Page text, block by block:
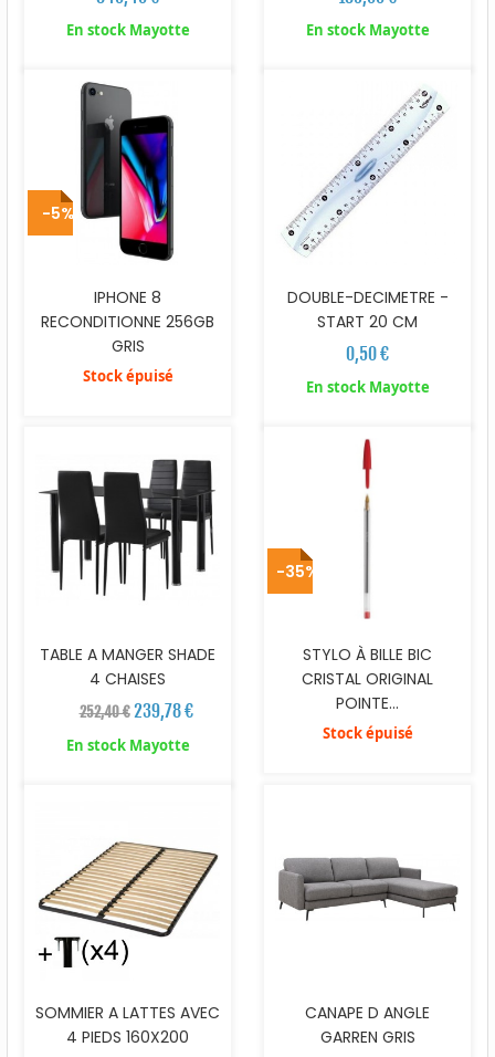
En stock Mayotte En stock Mayotte
IPHONE 8
RECONDITIONNE 256GB
GRIS
Stock épuisé
DOUBLE-DECIMETRE -
START 20 CM
0,50 €
En stock Mayotte
-5%
TABLE A MANGER SHADE
4 CHAISES
252,40 € 239,78 €
En stock Mayotte
STYLO À BILLE BIC
CRISTAL ORIGINAL
POINTE...
Stock épuisé
SOMMIER A LATTES AVEC
4 PIEDS 160X200
-35%
CANAPE D ANGLE
GARREN GRIS